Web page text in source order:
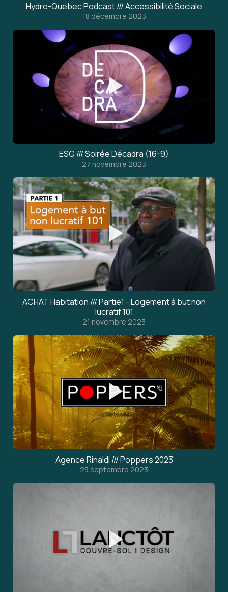
Hydro-Québec Podcast /// Accessibilité Sociale
18 décembre 2023
ESG /// Soirée Décadra (16-9)
27 novembre 2023
ACHAT Habitation /// Partie1 - Logement à but non
lucratif 101
21 novembre 2023
Agence Rinaldi /// Poppers 2023
25 septembre 2023